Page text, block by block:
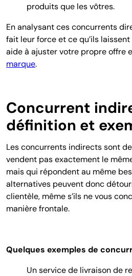
produits que les vôtres.
En analysant ces concurrents
fait leur force et ce qu’ils
aide à ajuster votre propre offre
marque.
Concurrent
définition et
Les concurrents indirects sont
vendent pas exactement le
mais qui répondent au même
alternatives peuvent donc
clientèle, même s’ils ne vous
manière frontale.
Quelques exemples de
Un service de livraison de